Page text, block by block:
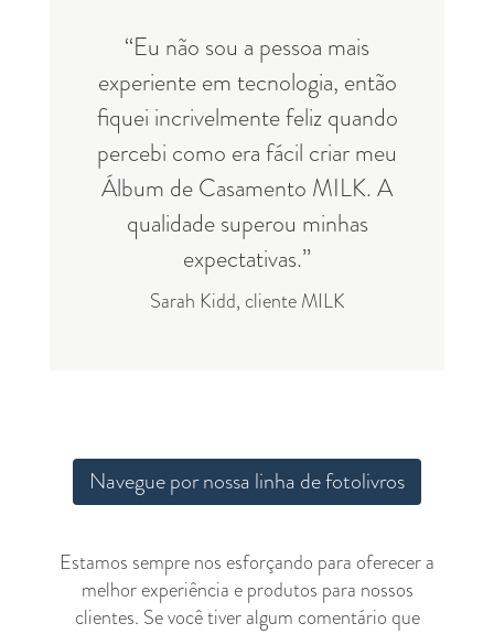
“Eu não sou a pessoa mais
experiente em tecnologia, então
fiquei incrivelmente feliz quando
percebi como era fácil criar meu
Álbum de Casamento MILK. A
qualidade superou minhas
expectativas.”
Sarah Kidd, cliente MILK
Navegue por nossa linha de fotolivros
Estamos sempre nos esforçando para oferecer a
melhor experiência e produtos para nossos
clientes. Se você tiver algum comentário que